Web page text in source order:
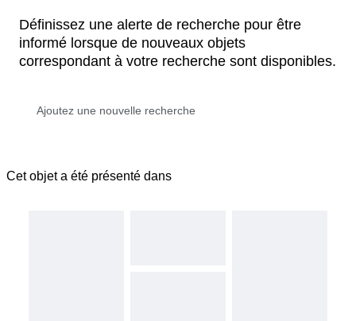
Définissez une alerte de recherche pour être
informé lorsque de nouveaux objets
correspondant à votre recherche sont disponibles.
Cet objet a été présenté dans